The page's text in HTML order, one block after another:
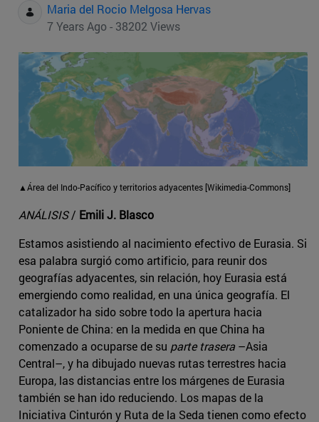
Maria del Rocio Melgosa Hervas
7 Years Ago - 38202 Views
▲Área del Indo-Pacífico y territorios adyacentes [Wikimedia-Commons]
ANÁLISIS/ Emili J. Blasco
Estamos asistiendo al nacimiento efectivo de Eurasia. Si
esa palabra surgió como artificio, para reunir dos
geografías adyacentes, sin relación, hoy Eurasia está
emergiendo como realidad, en una única geografía. El
catalizador ha sido sobre todo la apertura hacia
Poniente de China: en la medida en que China ha
comenzado a ocuparse de su parte trasera–Asia
Central–, y ha dibujado nuevas rutas terrestres hacia
Europa, las distancias entre los márgenes de Eurasia
también se han ido reduciendo. Los mapas de la
Iniciativa Cinturón y Ruta de la Seda tienen como efecto